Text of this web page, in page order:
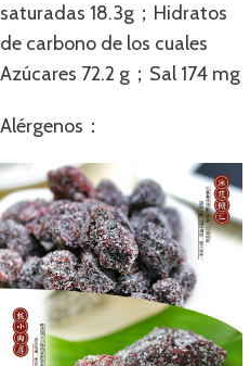
saturadas 18.3g；Hidratos
de carbono de los cuales
Azúcares 72.2 g；Sal 174 mg
Alérgenos：